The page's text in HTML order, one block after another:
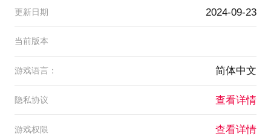
更新日期 2024-09-23
当前版本
游戏语言： 简体中文
隐私协议 查看详情
游戏权限 查看详情